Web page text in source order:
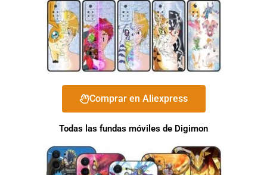
Comprar en Aliexpress
Todas las fundas móviles de Digimon